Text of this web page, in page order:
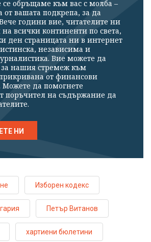
се обръщаме към вас с молба –
вашата подкрепа, за да
години вие, читателите ни
всички континенти по света,
ден страницата ни в интернет
независима и
Вие можете да
за нашия стремеж към
от финансови
Можете да помогнете
поръчител на съдържание да
НИ
Изборен кодекс
Петър Витанов
хартиени бюлетини